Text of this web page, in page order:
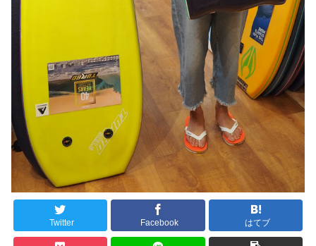
Twitter Facebook はてブ